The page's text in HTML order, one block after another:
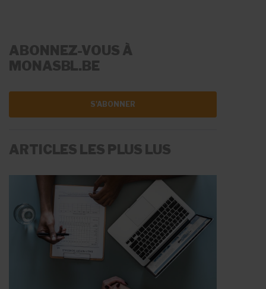
ABONNEZ-VOUS À
MONASBL.BE
S'ABONNER
ARTICLES LES PLUS LUS
LA RÉMUNÉRATION
LES AIDES À L'EMPLOI